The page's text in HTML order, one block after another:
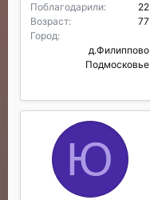
Поблагодарили
22
Возраст
77
Город
д.Филиппово
Подмосковье
Ю